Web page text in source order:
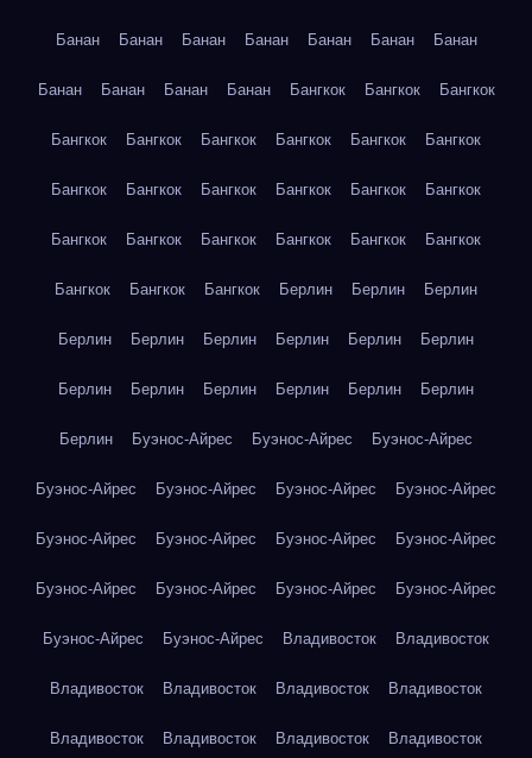
Банан Банан Банан Банан Банан Банан Банан
Банан Банан Банан Банан Бангкок Бангкок Бангкок
Бангкок Бангкок Бангкок Бангкок Бангкок Бангкок
Бангкок Бангкок Бангкок Бангкок Бангкок Бангкок
Бангкок Бангкок Бангкок Бангкок Бангкок Бангкок
Бангкок Бангкок Бангкок Берлин Берлин Берлин
Берлин Берлин Берлин Берлин Берлин Берлин
Берлин Берлин Берлин Берлин Берлин Берлин
Берлин Буэнос-Айрес Буэнос-Айрес Буэнос-Айрес
Буэнос-Айрес Буэнос-Айрес Буэнос-Айрес Буэнос-Айрес
Буэнос-Айрес Буэнос-Айрес Буэнос-Айрес Буэнос-Айрес
Буэнос-Айрес Буэнос-Айрес Буэнос-Айрес Буэнос-Айрес
Буэнос-Айрес Буэнос-Айрес Владивосток Владивосток
Владивосток Владивосток Владивосток Владивосток
Владивосток Владивосток Владивосток Владивосток